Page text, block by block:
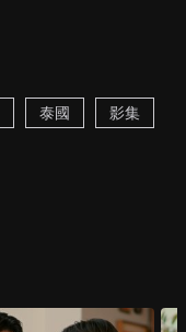
泰國 影集